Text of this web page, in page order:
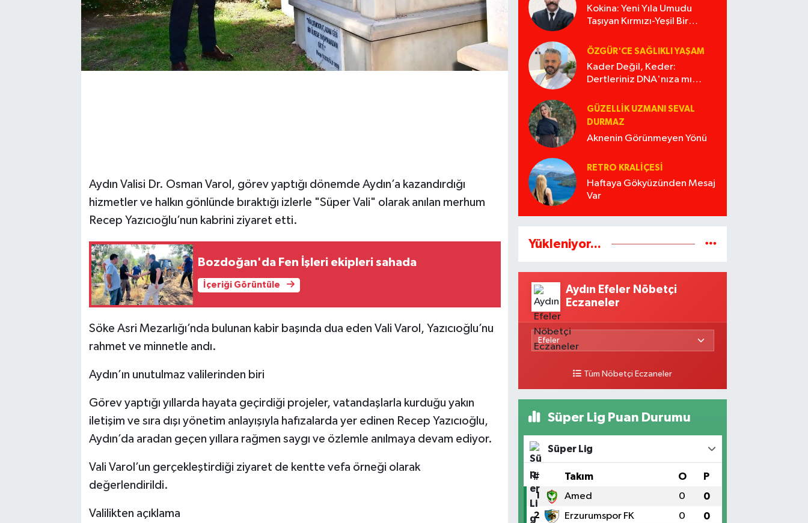
Aydın Valisi Dr. Osman Varol, görev yaptığı dönemde Aydın’a kazandırdığı
hizmetler ve halkın gönlünde bıraktığı izlerle "Süper Vali" olarak anılan merhum
Recep Yazıcıoğlu’nun kabrini ziyaret etti.
Bozdoğan'da Fen İşleri ekipleri sahada
İçeriği Görüntüle
Söke Asri Mezarlığı’nda bulunan kabir başında dua eden Vali Varol, Yazıcıoğlu’nu
rahmet ve minnetle andı.
Aydın’ın unutulmaz valilerinden biri
Görev yaptığı yıllarda hayata geçirdiği projeler, vatandaşlarla kurduğu yakın
iletişim ve sıra dışı yönetim anlayışıyla hafızalarda yer edinen Recep Yazıcıoğlu,
Aydın’da aradan geçen yıllara rağmen saygı ve özlemle anılmaya devam ediyor.
Vali Varol’un gerçekleştirdiği ziyaret de kentte vefa örneği olarak
değerlendirildi.
Valilikten açıklama
Kokina: Yeni Yıla Umudu
Taşıyan Kırmızı-Yeşil Bir
ÖZGÜR'CE SAĞLIKLI YAŞAM
Kader Değil, Keder:
Dertleriniz DNA'nıza mı
GÜZELLIK UZMANI SEVAL
DURMAZ
Aknenin Görünmeyen Yönü
RETRO KRALIÇESI
Haftaya Gökyüzünden Mesaj
Var
Yükleniyor...
Aydın Efeler Nöbetçi
Eczaneler
Tüm Nöbetçi Eczaneler
Süper Lig Puan Durumu
Süper Lig
# Takım O P
1 Amed 0 0
2 Erzurumspor FK 0 0